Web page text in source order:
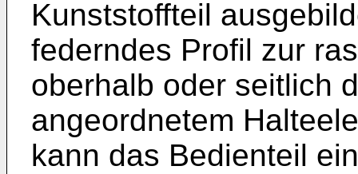
Kunststoffteil
federndes Profil zur
oberhalb oder seitlich
angeordnetem
kann das Bedienteil